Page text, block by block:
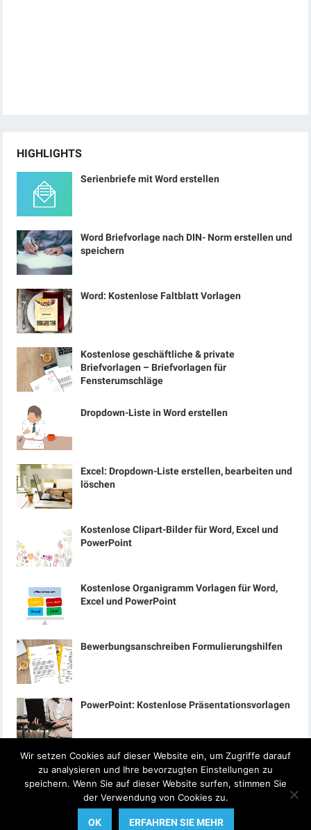
HIGHLIGHTS
Serienbriefe mit Word erstellen
Word Briefvorlage nach DIN- Norm erstellen und
speichern
Word: Kostenlose Faltblatt Vorlagen
Kostenlose geschäftliche & private
Briefvorlagen – Briefvorlagen für
Fensterumschläge
Dropdown-Liste in Word erstellen
Excel: Dropdown-Liste erstellen, bearbeiten und
löschen
Kostenlose Clipart-Bilder für Word, Excel und
PowerPoint
Kostenlose Organigramm Vorlagen für Word,
Excel und PowerPoint
Bewerbungsanschreiben Formulierungshilfen
PowerPoint: Kostenlose Präsentationsvorlagen
© 2024Office-Lernen.com
Startseite Datenschutzerklärung Impressum
Wir setzen Cookies auf dieser Website ein, um Zugriffe darauf
zu analysieren und Ihre bevorzugten Einstellungen zu
speichern. Wenn Sie auf dieser Website surfen, stimmen Sie
der Verwendung von Cookies zu.
OK ERFAHREN SIE MEHR